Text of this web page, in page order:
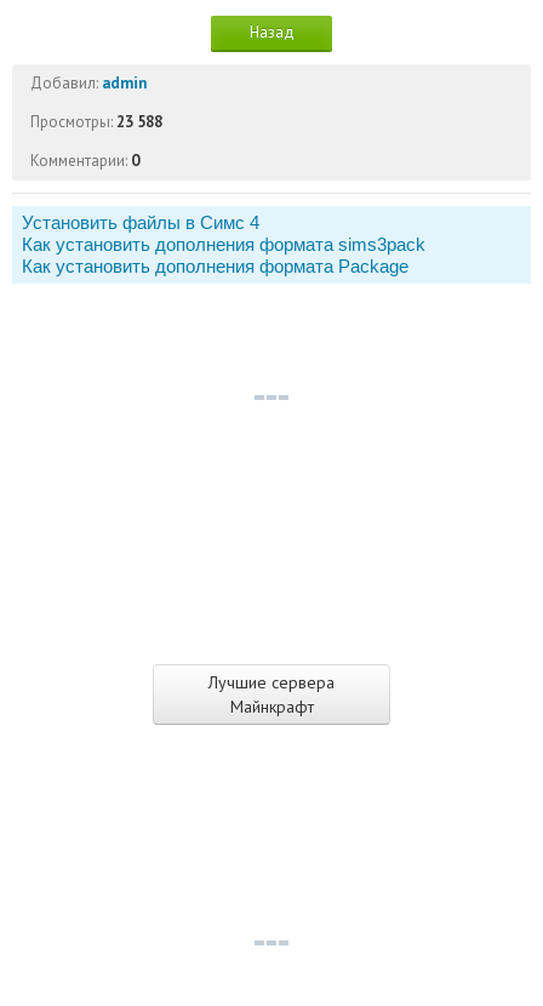
Лучшие сервера
Майнкрафт
Назад
Добавил: admin
Просмотры: 23 588
Комментарии: 0
Установить файлы в Симс 4
Как установить дополнения формата sims3pack
Как установить дополнения формата Package